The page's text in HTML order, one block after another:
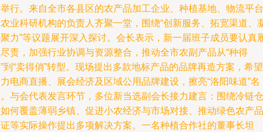
行。来自全市各县区的农产品加工企业、种植基地、物流平台
业科研机构的负责人齐聚一堂，围绕“创新服务、拓宽渠道、
力”等议题展开深入探讨。会长表示，新一届班子成员要认真
责，加强行业协调与资源整合，推动全市农副产品从“种得
到“卖得俏”转型。现场提出多款地标产品的品牌再造方案，希望
电商直播、展会经济及区域公用品牌建设，擦亮“洛阳味道”名
与会代表发言环节，多位新当选副会长接力建言：围绕冷链仓
何覆盖薄弱乡镇、促进小农经济与市场对接、推动绿色农产品
等实际操作提出多项解决方案。一名种植合作社的董事长坦